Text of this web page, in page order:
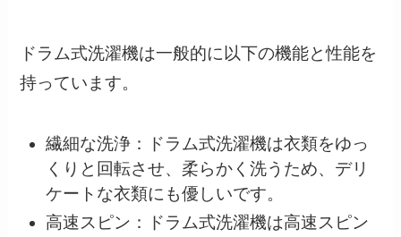
ドラム式洗濯機は一般的に以下の機能と性能を
持っています。
繊細な洗浄：ドラム式洗濯機は衣類をゆっ
くりと回転させ、柔らかく洗うため、デリ
ケートな衣類にも優しいです。
高速スピン：ドラム式洗濯機は高速スピン